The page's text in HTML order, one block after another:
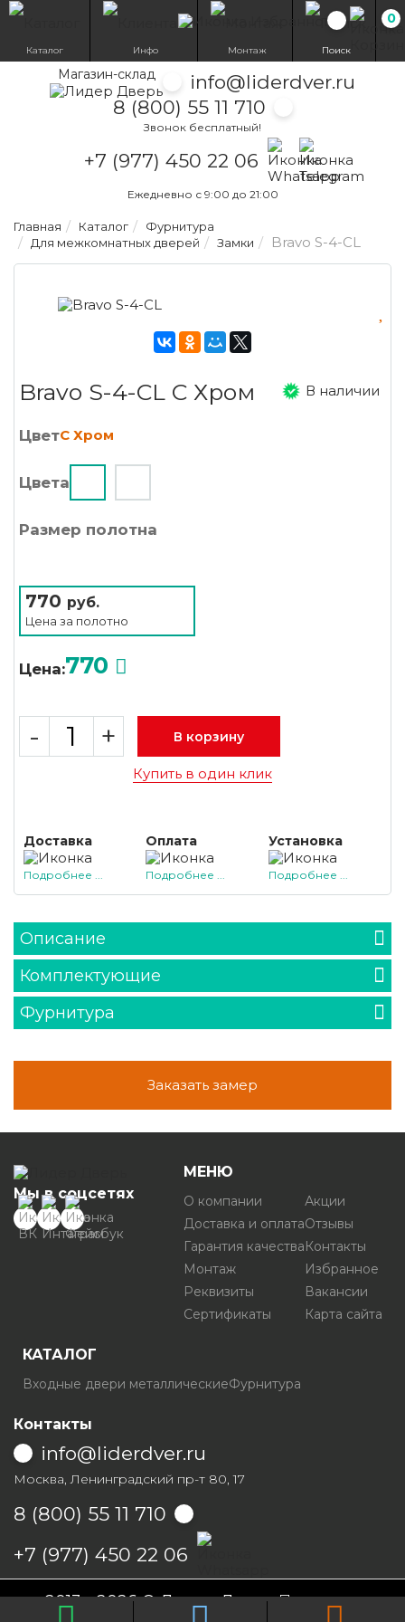
Магазин-склад
info@liderdver.ru
8 (800) 55 11 710
Звонок бесплатный!
+7 (977) 450 22 06
Написать на
Написать на
Ежедневно с 9:00 до 21:00
0
Каталог Инфо Монтаж Поиск
Главная Каталог
Фурнитура
Для межкомнатных дверей
Замки Bravo S-4-CL
Bravo S-4-CL C Хром В наличии
ЦветC Хром
Цвета
Размер полотна
770 руб.
Цена за полотно
Цена:770
- + В корзину
Купить в один клик
Доставка
Подробнее ...
Оплата
Подробнее ...
Установка
Подробнее ...
Описание
Комплектующие
Фурнитура
Заказать замер
Мы в соцсетях
МЕНЮ
О компании
Доставка и оплата
Гарантия качества
Монтаж
Реквизиты
Сертификаты
Акции
Отзывы
Контакты
Избранное
Вакансии
Карта сайта
КАТАЛОГ
Входные двери металлическиеФурнитура
Контакты
info@liderdver.ru
Москва, Ленинградский пр-т 80, 17
8 (800) 55 11 710
+7 (977) 450 22 06
Написать на Whatsapp
2013 - 2026 © Лидер ДверьПолитика